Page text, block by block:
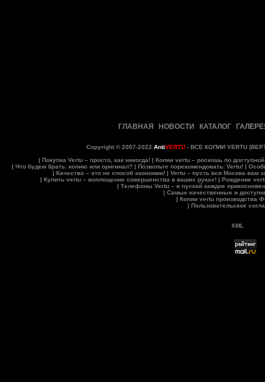
ГЛАВНАЯ НОВОСТИ КАТАЛОГ
Copyright © 2007-2022 AntiVERTU- ВСЕ КОПИИ VERTU
Покупка Vertu – просто, как никогда!
Копии vertu – роскошь по
Что будем брать: копию или оригинал? Позвольте порекомендовать: Vertu!
Качество – это не способ экономии!| Vertu – пусть вся Москва вам
Купить vertu – воплощение совершенства в ваших руках!
Рождение
Телефоны Vertu – и пускай каждое
Самые качественные и
Копии vertu производства
Пользовательское
XML